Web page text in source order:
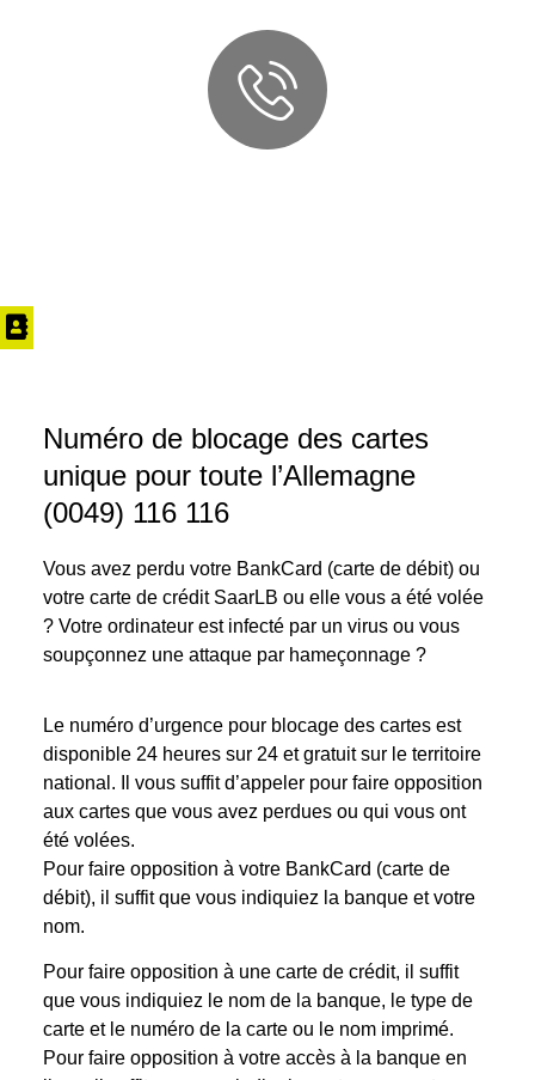
Numéro de blocage des cartes
unique pour toute l’Allemagne
(0049) 116 116
Vous avez perdu votre BankCard (carte de débit) ou
votre carte de crédit SaarLB ou elle vous a été volée
? Votre ordinateur est infecté par un virus ou vous
soupçonnez une attaque par hameçonnage ?
Le numéro d’urgence pour blocage des cartes est
disponible 24 heures sur 24 et gratuit sur le territoire
national. Il vous suffit d’appeler pour faire opposition
aux cartes que vous avez perdues ou qui vous ont
été volées.
Pour faire opposition à votre BankCard (carte de
débit), il suffit que vous indiquiez la banque et votre
nom.
Pour faire opposition à une carte de crédit, il suffit
que vous indiquiez le nom de la banque, le type de
carte et le numéro de la carte ou le nom imprimé.
Pour faire opposition à votre accès à la banque en